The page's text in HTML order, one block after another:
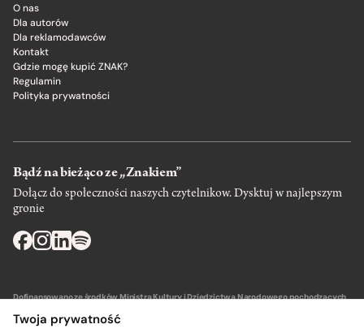
O nas
Dla autorów
Dla reklamodawców
Kontakt
Gdzie mogę kupić ZNAK?
Regulamin
Polityka prywatności
Bądź na bieżąco ze „Znakiem”
Dołącz do społeczności naszych czytelnikow. Dysktuj w najlepszym
gronie
Dofinansowano ze środków Ministra Kultury i Dziedzictwa Narodowego pochodzących
Twoja prywatność